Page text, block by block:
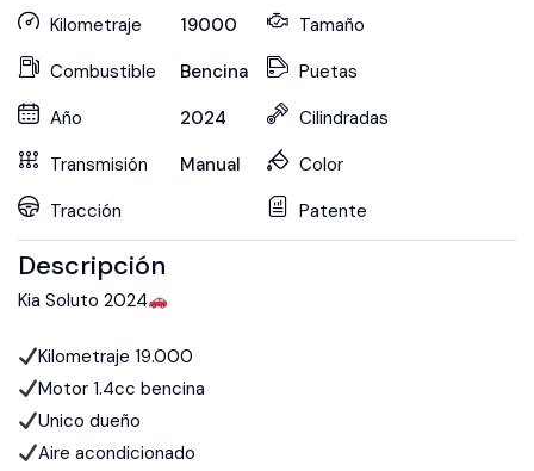
Kilometraje
19000
Combustible
Bencina
Año
2024
Transmisión
Manual
Tracción
Tamaño
Puetas
Cilindradas
Color
Patente
Descripción
Kia Soluto 2024
Kilometraje 19.000
Motor 1.4cc bencina
Unico dueño
Aire acondicionado